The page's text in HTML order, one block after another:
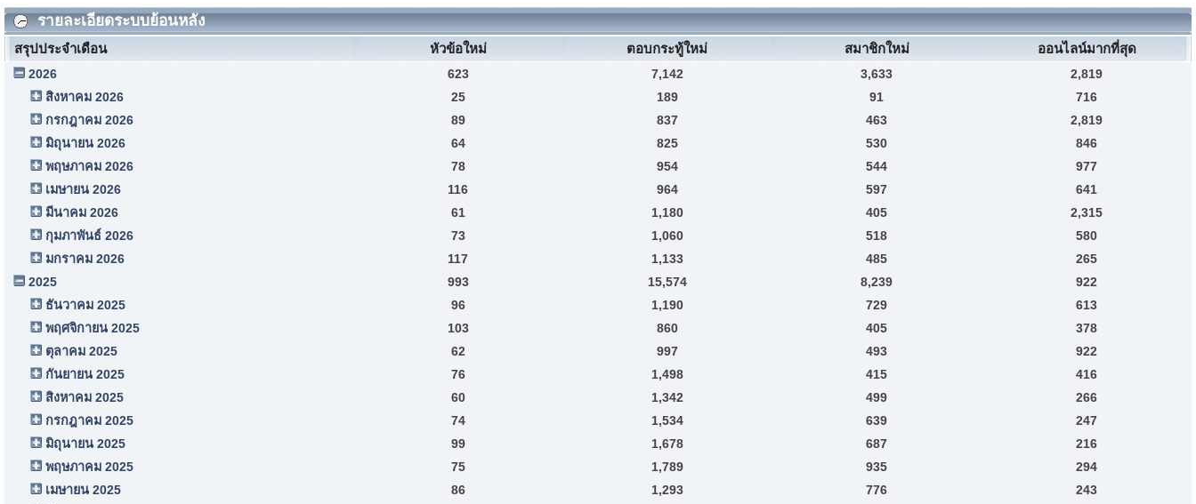
รายละเอียดระบบย้อนหลัง
สรุปประจำเดือน หัวข้อใหม่ ตอบกระทู้ใหม่ สมาชิกใหม่ ออนไลน์มากที่สุด
2026 623 7,142 3,633
2,819
สิงหาคม 2026
25 189 91
716
กรกฎาคม 2026
89 837 463
2,819
มิถุนายน 2026
64 825 530
846
พฤษภาคม 2026
78 954 544
977
เมษายน 2026
116 964 597
641
มีนาคม 2026
61 1,180 405
2,315
กุมภาพันธ์ 2026
73 1,060 518
580
มกราคม 2026
117 1,133 485
265
2025
993 15,574 8,239
922
ธันวาคม 2025
96 1,190 729
613
พฤศจิกายน 2025
103 860 405
378
ตุลาคม 2025
62 997 493
922
กันยายน 2025
76 1,498 415
416
สิงหาคม 2025
60 1,342 499
266
กรกฎาคม 2025
74 1,534 639
247
มิถุนายน 2025
99 1,678 687
216
พฤษภาคม 2025
75 1,789 935
294
เมษายน 2025
86 1,293 776
243